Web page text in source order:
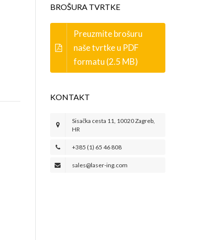
BROŠURA TVRTKE
Preuzmite brošuru
naše tvrtke u PDF
formatu (2.5 MB)
KONTAKT
Sisačka cesta 11, 10020 Zagreb,
HR
+385 (1) 65 46 808
sales@laser-ing.com